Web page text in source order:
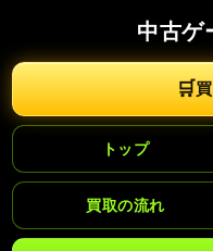
中古ゲ
🛒
トップ
買取の流れ